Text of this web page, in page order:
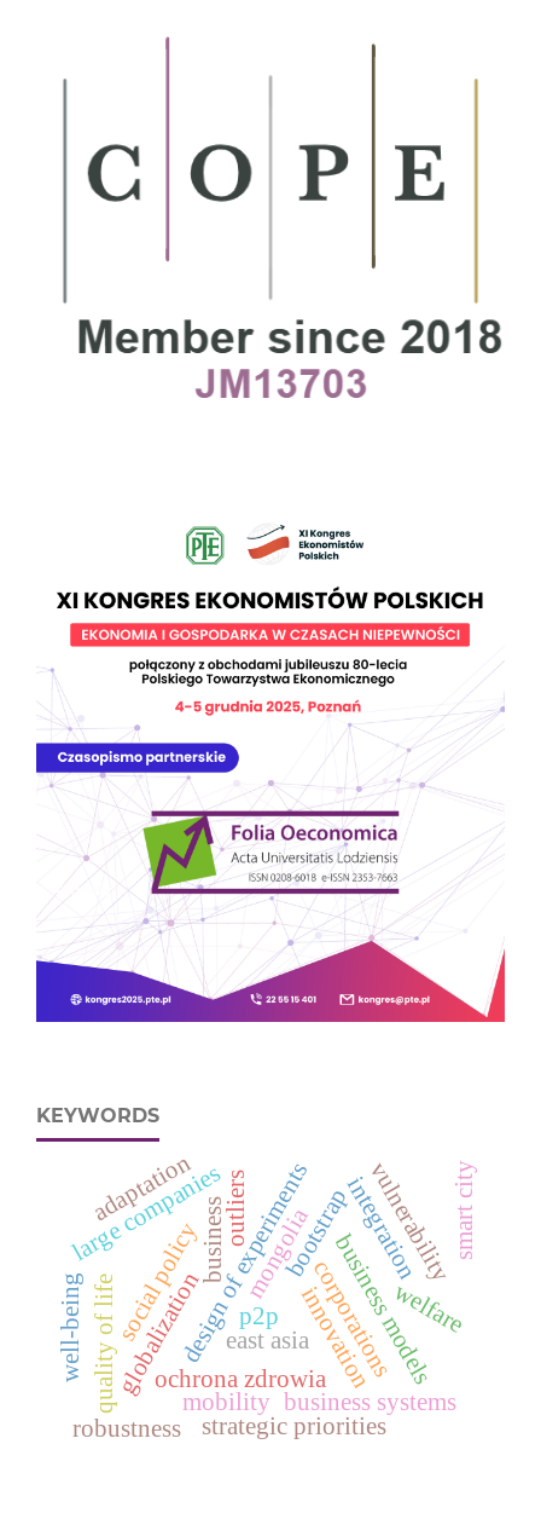
KEYWORDS
design of experimentsbootstrap
ochrona zdrowia
integration
business
globalization corporations
business systems
innovation
business models
strategic priorities
large companies
east asia
social policy
quality of life welfare
well-being
mongolia vulnerability
adaptation smart city
p2p
mobility
outliers
robustness